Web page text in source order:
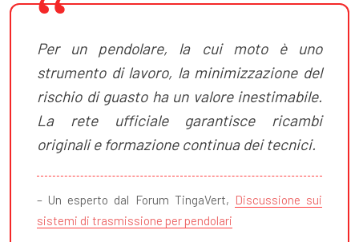
Per un pendolare, la cui moto è uno
strumento di lavoro, la minimizzazione del
rischio di guasto ha un valore inestimabile.
La rete ufficiale garantisce ricambi
originali e formazione continua dei tecnici.
– Un esperto dal Forum TingaVert, Discussione sui
sistemi di trasmissione per pendolari